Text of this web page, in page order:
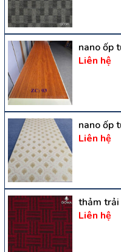
nano ốp
Liên hệ
nano ốp
Liên hệ
thảm trải
Liên hệ